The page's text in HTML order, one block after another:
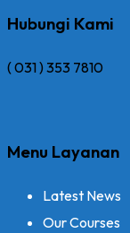
Hubungi Kami
( 031 ) 353 7810
Menu Layanan
Latest News
Our Courses